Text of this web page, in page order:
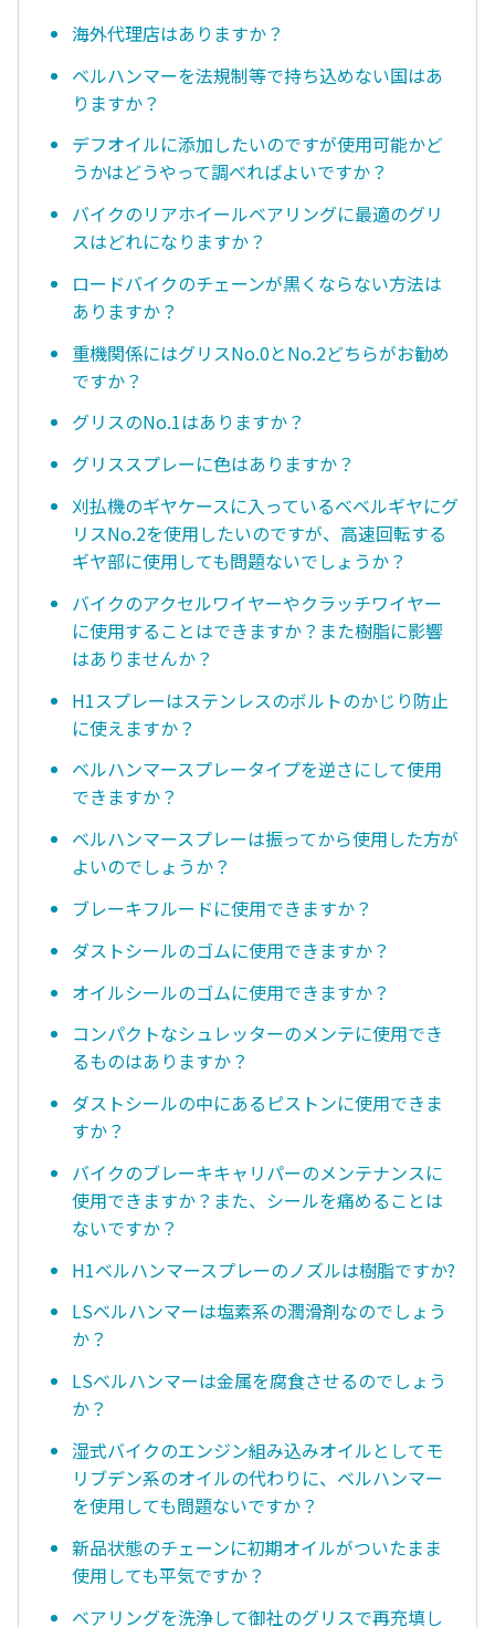
海外代理店はありますか？
ベルハンマーを法規制等で持ち込めない国はあ
りますか？
デフオイルに添加したいのですが使用可能かど
うかはどうやって調べればよいですか？
バイクのリアホイールベアリングに最適のグリ
スはどれになりますか？
ロードバイクのチェーンが黒くならない方法は
ありますか？
重機関係にはグリスNo.0とNo.2どちらがお勧め
ですか？
グリスのNo.1はありますか？
グリススプレーに色はありますか？
刈払機のギヤケースに入っているベベルギヤにグ
リスNo.2を使用したいのですが、高速回転する
ギヤ部に使用しても問題ないでしょうか？
バイクのアクセルワイヤーやクラッチワイヤー
に使用することはできますか？また樹脂に影響
はありませんか？
H1スプレーはステンレスのボルトのかじり防止
に使えますか？
ベルハンマースプレータイプを逆さにして使用
できますか？
ベルハンマースプレーは振ってから使用した方が
よいのでしょうか？
ブレーキフルードに使用できますか？
ダストシールのゴムに使用できますか？
オイルシールのゴムに使用できますか？
コンパクトなシュレッターのメンテに使用でき
るものはありますか？
ダストシールの中にあるピストンに使用できま
すか？
バイクのブレーキキャリパーのメンテナンスに
使用できますか？また、シールを痛めることは
ないですか？
H1ベルハンマースプレーのノズルは樹脂ですか?
LSベルハンマーは塩素系の潤滑剤なのでしょう
か？
LSベルハンマーは金属を腐食させるのでしょう
か？
湿式バイクのエンジン組み込みオイルとしてモ
リブデン系のオイルの代わりに、ベルハンマー
を使用しても問題ないですか？
新品状態のチェーンに初期オイルがついたまま
使用しても平気ですか？
ベアリングを洗浄して御社のグリスで再充填し